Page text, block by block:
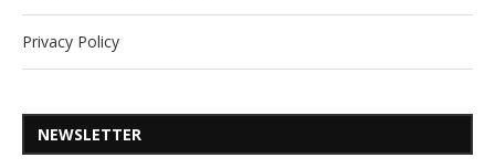
Privacy Policy
NEWSLETTER